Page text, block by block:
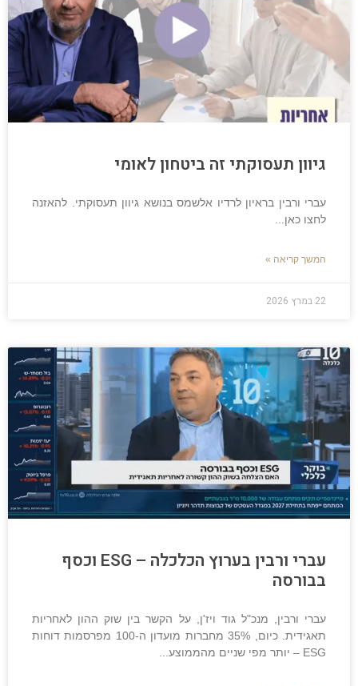
גיוון תעסוקתי זה ביטחון לאומי
עברי ורבין בראיון לרדיו אלשמס בנושא גיוון תעסוקתי. להאזנה
לחצו כאן
המשך קריאה »
22 במרץ 2026
עברי ורבין בערוץ הכלכלה – ESG וכסף
בבורסה
עברי ורבין, מנכ"ל גוד ויז'ן, על הקשר בין שוק ההון לאחריות
תאגידית. כיום, 35% מחברות מועדון ה-100 מפרסמות דוחות
ESG – יותר מפי שניים מהממוצע